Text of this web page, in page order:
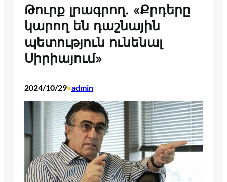
Թուրք լրագրող. «Քրդերը
կարող են դաշնային
պետություն ունենալ
Սիրիայում»
2024/10/29•admin